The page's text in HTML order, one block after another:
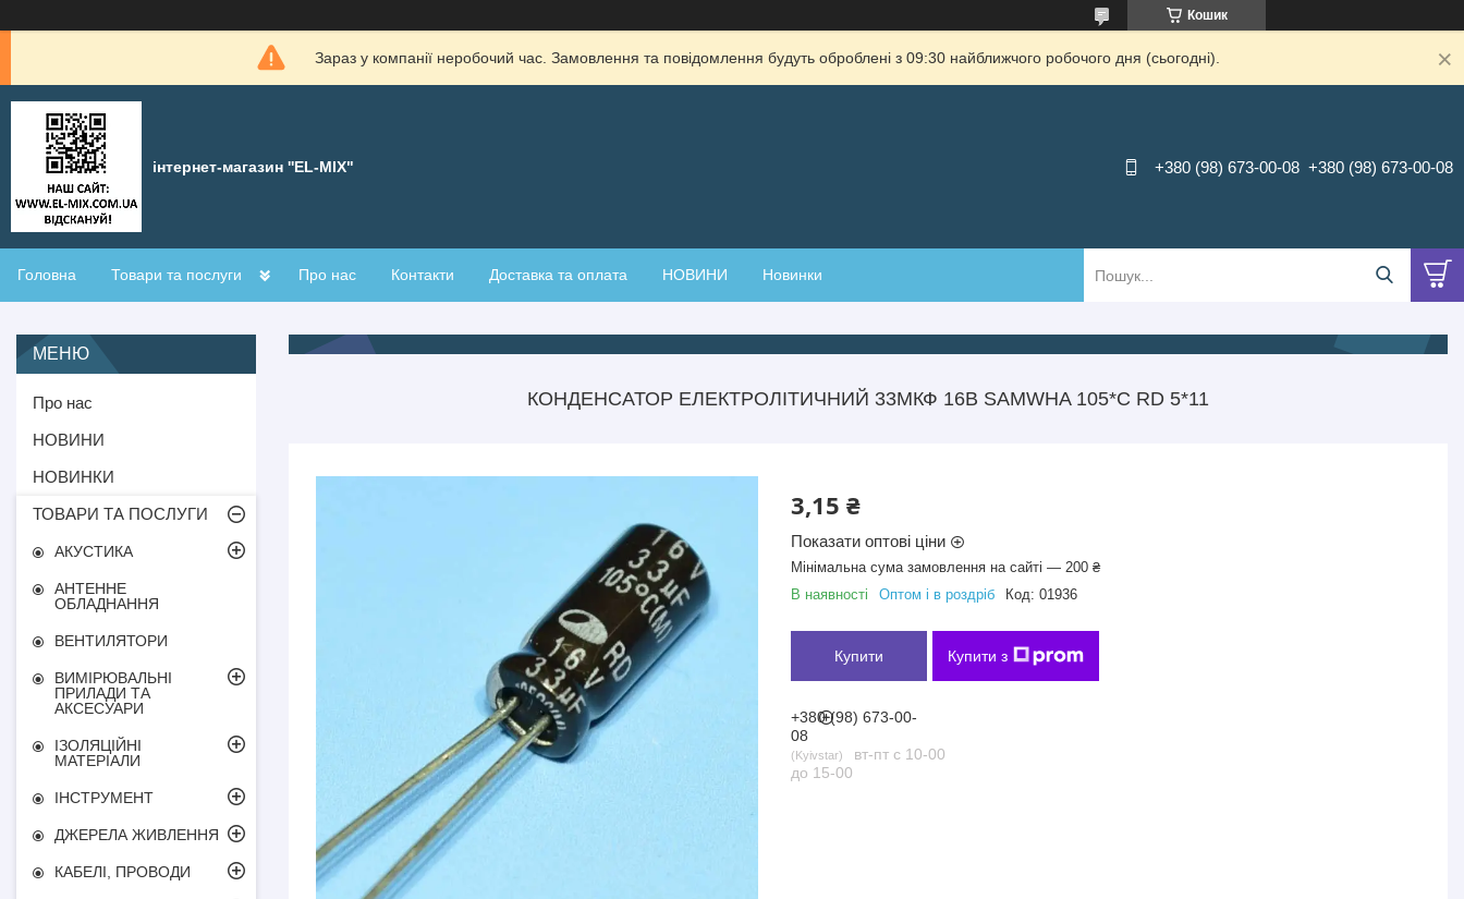
Кошик
Зараз у компанії неробочий час. Замовлення та повідомлення будуть оброблені з 09:30 найближчого робочого дня (сьогодні).
інтернет-магазин ''EL-MIX" +380 (98) 673-00-08 +380 (98) 673-00-08
Головна Товари та послуги Про нас Контакти Доставка та оплата НОВИНИ Новинки
КОНДЕНСАТОР ЕЛЕКТРОЛІТИЧНИЙ 33МКФ 16В SAMWHA 105*С RD 5*11
3,15 ₴
Показати оптові ціни
Мінімальна сума замовлення на сайті — 200 ₴
В наявності
Оптом і в роздріб Код: 01936
Купити Купити з
+380 (98) 673-00-
08
Kyivstar
вт-пт с 10-00
до 15-00
Про нас
НОВИНИ
НОВИНКИ
ТОВАРИ ТА ПОСЛУГИ
АКУСТИКА
АНТЕННЕ
ОБЛАДНАННЯ
ВЕНТИЛЯТОРИ
ВИМІРЮВАЛЬНІ
ПРИЛАДИ ТА
АКСЕСУАРИ
ІЗОЛЯЦІЙНІ
МАТЕРІАЛИ
ІНСТРУМЕНТ
ДЖЕРЕЛА ЖИВЛЕННЯ
КАБЕЛІ, ПРОВОДИ